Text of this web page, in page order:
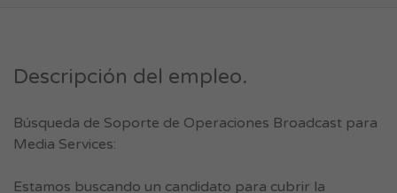
Descripción del empleo.
Búsqueda de Soporte de Operaciones Broadcast para
Media Services:
Estamos buscando un candidato para cubrir la